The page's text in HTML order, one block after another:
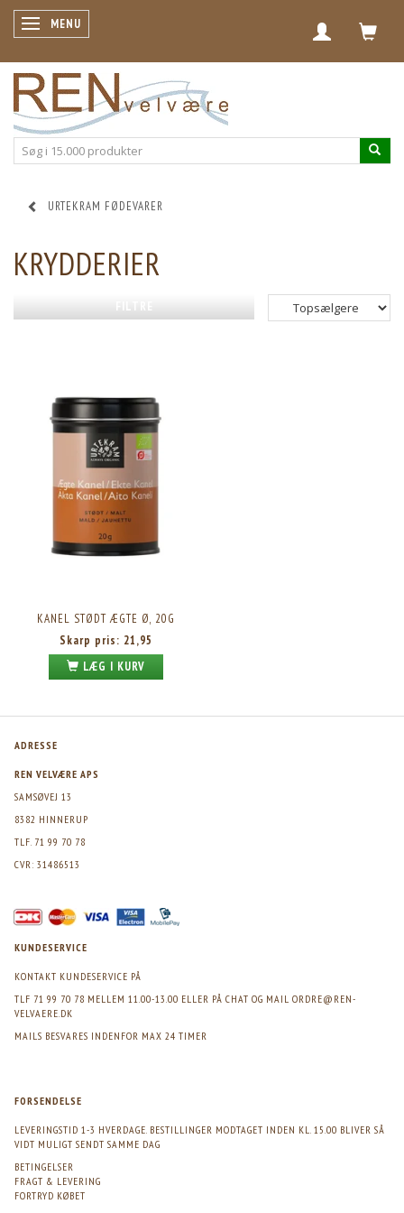
SKIFTE NAVIGATION
MENU
URTEKRAM FØDEVARER
KRYDDERIER
FILTRE
KANEL STØDT ÆGTE Ø, 20G
Skarp pris: 21,95
LÆG I KURV
ADRESSE
REN VELVÆRE APS
SAMSØVEJ 13
8382 HINNERUP
TLF. 71 99 70 78
CVR: 31486513
KUNDESERVICE
KONTAKT KUNDESERVICE PÅ
TLF 71 99 70 78 MELLEM 11.00-13.00 ELLER PÅ CHAT OG MAIL ORDRE@REN-
VELVAERE.DK
MAILS BESVARES INDENFOR MAX 24 TIMER
FORSENDELSE
LEVERINGSTID 1-3 HVERDAGE. BESTILLINGER MODTAGET INDEN KL. 15.00 BLIVER SÅ
VIDT MULIGT SENDT SAMME DAG
BETINGELSER
FRAGT & LEVERING
FORTRYD KØBET